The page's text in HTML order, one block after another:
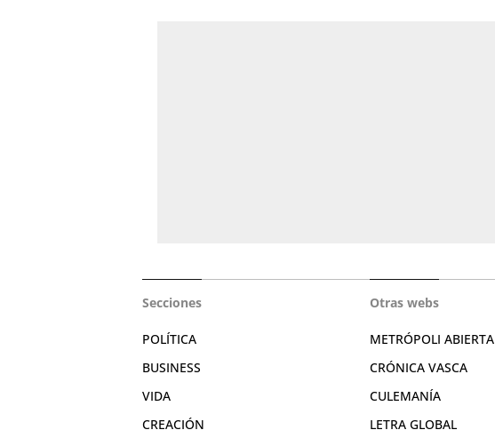
Secciones
POLÍTICA
BUSINESS
VIDA
CREACIÓN
Otras webs
METRÓPOLI ABIERTA
CRÓNICA VASCA
CULEMANÍA
LETRA GLOBAL